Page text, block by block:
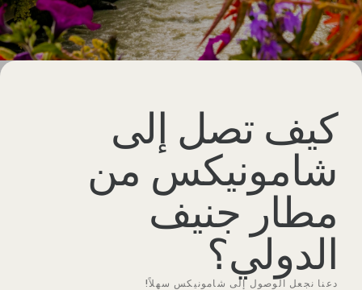
كيف تصل إلى
شامونيكس من
مطار جنيف
الدولي؟
دعنا نجعل الوصول إلى شامونيكس سهلاً!